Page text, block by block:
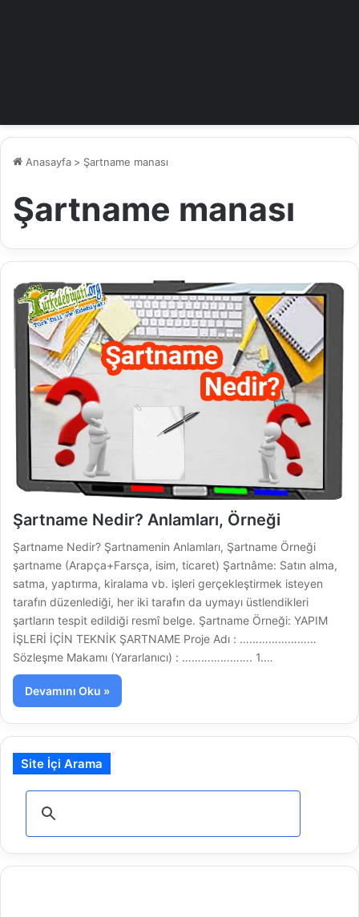
Anasayfa > Şartname manası
Şartname manası
Şartname Nedir? Anlamları, Örneği
Şartname Nedir? Şartnamenin Anlamları, Şartname Örneği
şartname (Arapça+Farsça, isim, ticaret) Şartnâme: Satın alma,
satma, yaptırma, kiralama vb. işleri gerçekleştirmek isteyen
tarafın düzenlediği, her iki tarafın da uymayı üstlendikleri
şartların tespit edildiği resmî belge. Şartname Örneği: YAPIM
İŞLERİ İÇİN TEKNİK ŞARTNAME Proje Adı : ……………………
Sözleşme Makamı (Yararlanıcı) : …………………. 1.…
Devamını Oku »
Site İçi Arama